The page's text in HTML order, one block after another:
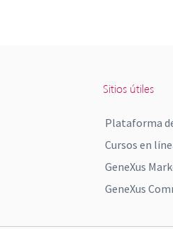
Sitios útiles
Plataforma
Cursos en
GeneXus
GeneXus